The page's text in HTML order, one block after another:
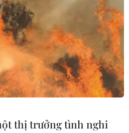
MỤC
Nam đoạt
AI quốc tế
thị trưởng tình nghi